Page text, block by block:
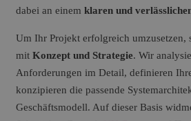
dabei an einem klaren und
Um Ihr Projekt erfolgreich umzusetzen,
mit Konzept und Strategie. Wir
Anforderungen im Detail, definieren
konzipieren die passende
Geschäftsmodell. Auf dieser Basis